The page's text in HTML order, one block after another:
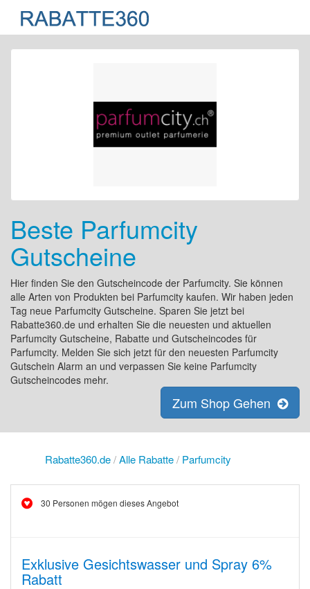
Beste Parfumcity
Gutscheine
Hier finden Sie den Gutscheincode der Parfumcity. Sie können
alle Arten von Produkten bei Parfumcity kaufen. Wir haben jeden
Tag neue Parfumcity Gutscheine. Sparen Sie jetzt bei
Rabatte360.de und erhalten Sie die neuesten und aktuellen
Parfumcity Gutscheine, Rabatte und Gutscheincodes für
Parfumcity. Melden Sie sich jetzt für den neuesten Parfumcity
Gutschein Alarm an und verpassen Sie keine Parfumcity
Gutscheincodes mehr.
Zum Shop Gehen
Rabatte360.de/Alle Rabatte/ Parfumcity
30 Personen mögen dieses Angebot
Exklusive Gesichtswasser und Spray 6%
Rabatt